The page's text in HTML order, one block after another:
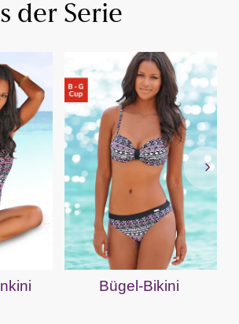
der Serie
Bügel-Bikini